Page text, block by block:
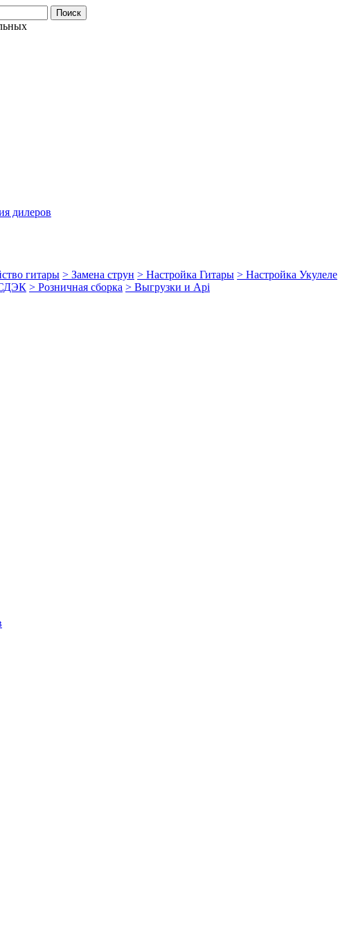
дилеров
гитары > Замена струн > Настройка Гитары > Настройка Укулеле
> Розничная сборка > Выгрузки и Api